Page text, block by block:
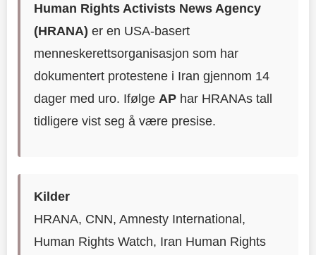
Human Rights Activists News Agency
(HRANA) er en USA-basert
menneskerettsorganisasjon som har
dokumentert protestene i Iran gjennom 14
dager med uro. Ifølge AP har HRANAs tall
tidligere vist seg å være presise.
Kilder
HRANA, CNN, Amnesty International,
Human Rights Watch, Iran Human Rights